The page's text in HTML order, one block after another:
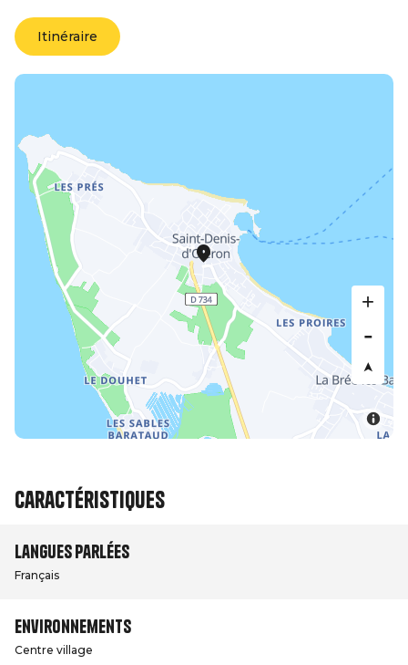
Itinéraire
Caractéristiques
Langues parlées
Français
Environnements
Centre village